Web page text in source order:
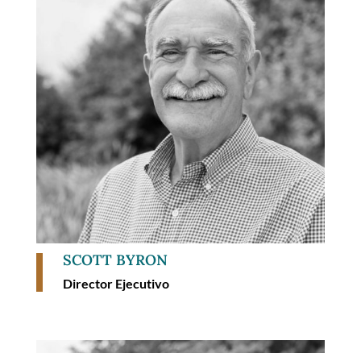
SCOTT BYRON
Director Ejecutivo